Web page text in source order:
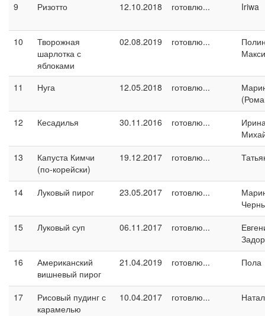
9
Ризотто 12.10.2018 готовлю... Iriwa
10
Творожная
шарлотка с
яблоками
02.08.2019 готовлю...
11 Нуга 12.05.2018 готовлю...
12
Кесадилья 30.11.2016 готовлю...
13
Капуста Кимчи
(по-корейски)
19.12.2017 готовлю...
14 Луковый пирог 23.05.2017 готовлю...
15
Луковый суп 06.11.2017 готовлю...
16
Американский
вишневый пирог
21.04.2019 готовлю... Пола
17
Рисовый пудинг с
карамелью
10.04.2017 готовлю...